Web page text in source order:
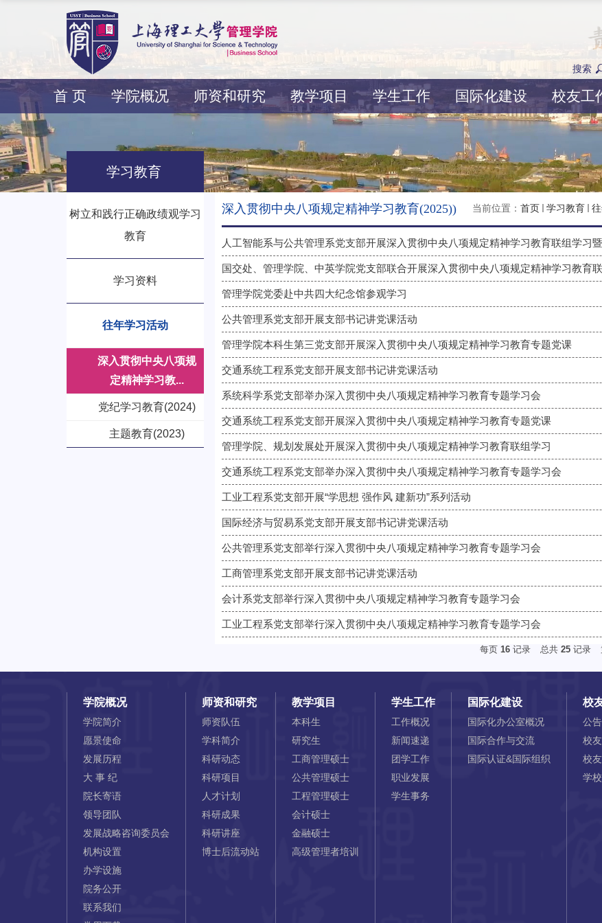
搜索
首 页 学院概况 师资和研究 教学项目 学生工作 国际化建设 校友工
学习教育
树立和践行正确政绩观学习
教育
学习资料
往年学习活动
深入贯彻中央八项规
定精神学习教...
党纪学习教育(2024)
主题教育(2023)
当前位置： 首页 学习教育
深入贯彻中央八项规定精神学习教育(2025))
国交处、管理学院、中英学院党支部联合开展深入贯彻中央八项规定精神学习教育
管理学院党委赴中共四大纪念馆参观学习
公共管理系党支部开展支部书记讲党课活动
管理学院本科生第三党支部开展深入贯彻中央八项规定精神学习教育专题党课
交通系统工程系党支部开展支部书记讲党课活动
系统科学系党支部举办深入贯彻中央八项规定精神学习教育专题学习会
交通系统工程系党支部开展深入贯彻中央八项规定精神学习教育专题党课
管理学院、规划发展处开展深入贯彻中央八项规定精神学习教育联组学习
交通系统工程系党支部举办深入贯彻中央八项规定精神学习教育专题学习会
工业工程系党支部开展“学思想 强作风 建新功”系列活动
国际经济与贸易系党支部开展支部书记讲党课活动
公共管理系党支部举行深入贯彻中央八项规定精神学习教育专题学习会
工商管理系党支部开展支部书记讲党课活动
会计系党支部举行深入贯彻中央八项规定精神学习教育专题学习会
工业工程系党支部举行深入贯彻中央八项规定精神学习教育专题学习会
每页 16 记录 总共 25 记录
学院概况
学院简介
愿景使命
发展历程
大 事 纪
院长寄语
领导团队
发展战略咨询委员会
机构设置
办学设施
院务公开
联系我们
师资和研究
师资队伍
学科简介
科研动态
科研项目
人才计划
科研成果
科研讲座
博士后流动站
教学项目
本科生
研究生
工商管理硕士
公共管理硕士
工程管理硕士
会计硕士
金融硕士
高级管理者培训
学生工作
工作概况
新闻速递
团学工作
职业发展
学生事务
国际化建设
国际化办公室概况
国际合作与交流
国际认证&国际组织
校
公告
校
校
学